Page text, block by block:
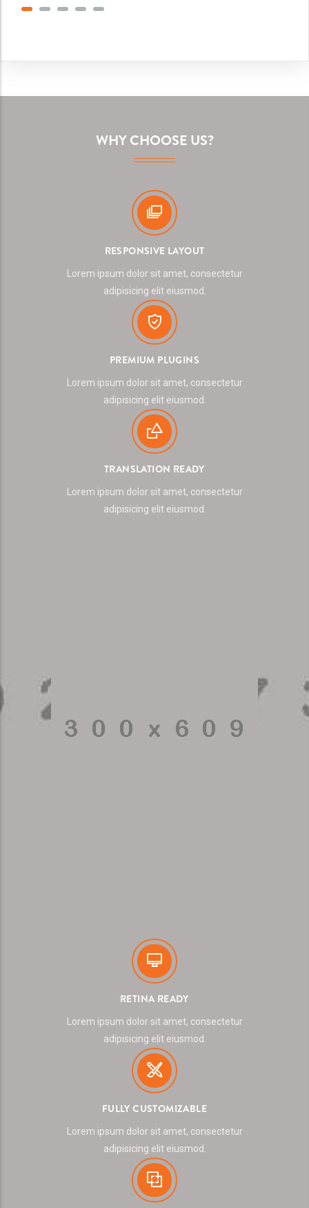
WHY CHOOSE US?
RESPONSIVE LAYOUT
Lorem ipsum dolor sit amet, consectetur
adipisicing elit eiusmod.
PREMIUM PLUGINS
Lorem ipsum dolor sit amet, consectetur
adipisicing elit eiusmod.
TRANSLATION READY
Lorem ipsum dolor sit amet, consectetur
adipisicing elit eiusmod.
RETINA READY
Lorem ipsum dolor sit amet, consectetur
adipisicing elit eiusmod.
FULLY CUSTOMIZABLE
Lorem ipsum dolor sit amet, consectetur
adipisicing elit eiusmod.